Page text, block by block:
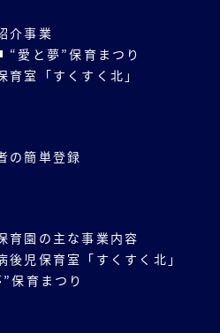
介事業
“愛と夢”保育まつり
育室「すくすく北」
の簡単登録
育園の主な事業内容
後児保育室「すくすく北」
保育まつり